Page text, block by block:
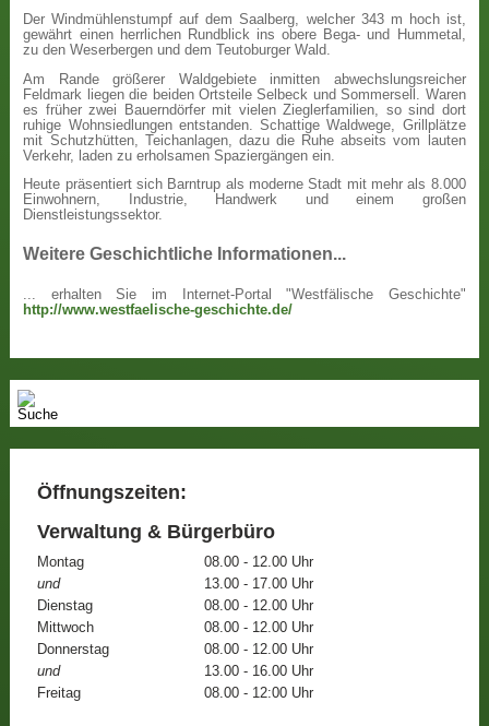
Der Windmühlenstumpf auf dem Saalberg, welcher 343 m hoch ist,
gewährt einen herrlichen Rundblick ins obere Bega- und Hummetal,
zu den Weserbergen und dem Teutoburger Wald.
Am Rande größerer Waldgebiete inmitten abwechslungsreicher
Feldmark liegen die beiden Ortsteile Selbeck und Sommersell. Waren
es früher zwei Bauerndörfer mit vielen Zieglerfamilien, so sind dort
ruhige Wohnsiedlungen entstanden. Schattige Waldwege, Grillplätze
mit Schutzhütten, Teichanlagen, dazu die Ruhe abseits vom lauten
Verkehr, laden zu erholsamen Spaziergängen ein.
Heute präsentiert sich Barntrup als moderne Stadt mit mehr als 8.000
Einwohnern, Industrie, Handwerk und einem großen
Dienstleistungssektor.
Weitere Geschichtliche Informationen...
... erhalten Sie im Internet-Portal "Westfälische Geschichte"
http://www.westfaelische-geschichte.de/
Öffnungszeiten:
Verwaltung & Bürgerbüro
Montag
08.00 - 12.00 Uhr
und
13.00 - 17.00 Uhr
Dienstag
08.00 - 12.00 Uhr
Mittwoch
08.00 - 12.00 Uhr
Donnerstag
08.00 - 12.00 Uhr
und
13.00 - 16.00 Uhr
Freitag
08.00 - 12:00 Uhr